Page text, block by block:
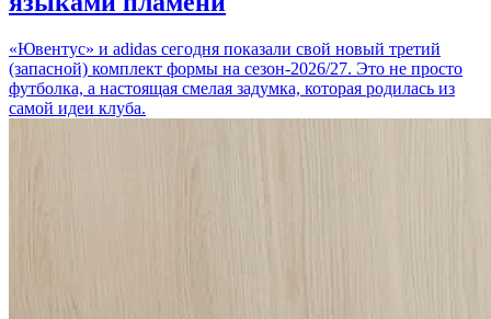
«Ювентус» и adidas сегодня показали свой новый третий
(запасной) комплект формы на сезон-2026/27. Это не просто
футболка, а настоящая смелая задумка, которая родилась из
самой идеи клуба.